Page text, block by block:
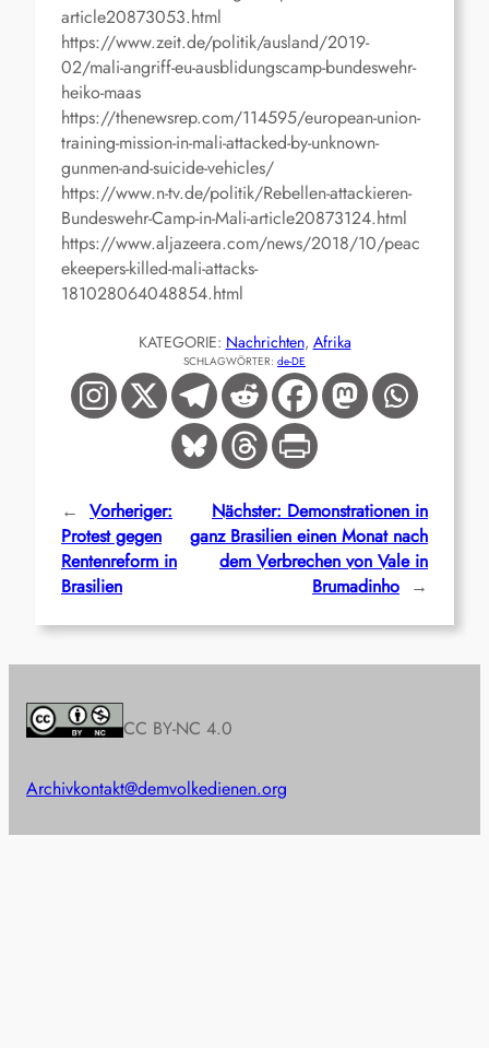
article20873053.html
https://www.zeit.de/politik/ausland/2019-
02/mali-angriff-eu-ausblidungscamp-bundeswehr-
heiko-maas
https://thenewsrep.com/114595/european-union-
training-mission-in-mali-attacked-by-unknown-
gunmen-and-suicide-vehicles/
https://www.n-tv.de/politik/Rebellen-attackieren-
Bundeswehr-Camp-in-Mali-article20873124.html
https://www.aljazeera.com/news/2018/10/peac
ekeepers-killed-mali-attacks-
181028064048854.html
KATEGORIE: Nachrichten, Afrika
SCHLAGWÖRTER: de-DE
← Vorheriger:
Protest gegen
Rentenreform in
Brasilien
Nächster: Demonstrationen in
ganz Brasilien einen Monat nach
dem Verbrechen von Vale in
Brumadinho →
CC BY-NC 4.0
Archivkontakt@demvolkedienen.org